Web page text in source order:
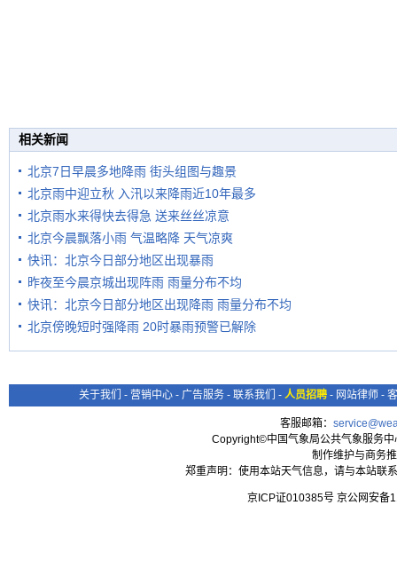
相关新闻
北京7日早晨多地降雨 街头组图与趣景
北京雨中迎立秋 入汛以来降雨近10年最多
北京雨水来得快去得急 送来丝丝凉意
北京今晨飘落小雨 气温略降 天气凉爽
快讯：北京今日部分地区出现暴雨
昨夜至今晨京城出现阵雨 雨量分布不均
快讯：北京今日部分地区出现降雨 雨量分布不均
北京傍晚短时强降雨 20时暴雨预警已解除
关于我们 - 营销中心 - 广告服务 - 联系我们 - 人员招聘 - 网站律师 -
客服邮箱：
Copyright©中国气象局公共气象服务
制作维护与商务
郑重声明：使用本站天气信息，请与本站联
京ICP证010385号 京公网安备